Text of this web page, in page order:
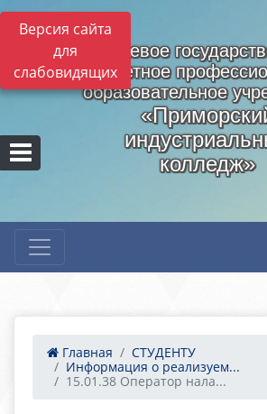
Версия сайта
для
слабовидящих
Краевое
бюджетное
образовательное
колледж»
Главная
СТУДЕНТУ
Информация о реализуем...
15.01.38 Оператор нала...